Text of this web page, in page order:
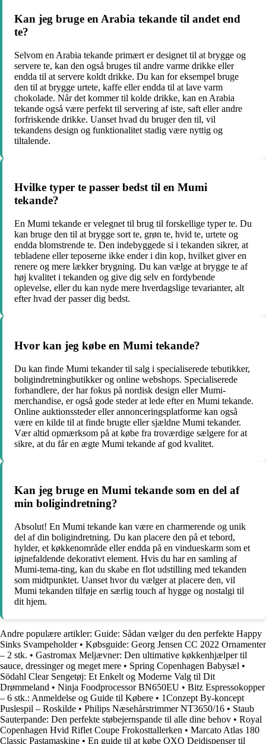
Kan jeg bruge en Arabia tekande til andet end
te?
Selvom en Arabia tekande primært er designet til at brygge og
servere te, kan den også bruges til andre varme drikke eller
endda til at servere koldt drikke. Du kan for eksempel bruge
den til at brygge urtete, kaffe eller endda til at lave varm
chokolade. Når det kommer til kolde drikke, kan en Arabia
tekande også være perfekt til servering af iste, saft eller andre
forfriskende drikke. Uanset hvad du bruger den til, vil
tekandens design og funktionalitet stadig være nyttig og
tiltalende.
Hvilke typer te passer bedst til en Mumi
tekande?
En Mumi tekande er velegnet til brug til forskellige typer te. Du
kan bruge den til at brygge sort te, grøn te, hvid te, urtete og
endda blomstrende te. Den indebyggede si i tekanden sikrer, at
tebladene eller teposerne ikke ender i din kop, hvilket giver en
renere og mere lækker brygning. Du kan vælge at brygge te af
høj kvalitet i tekanden og give dig selv en fordybende
oplevelse, eller du kan nyde mere hverdagslige tevarianter, alt
efter hvad der passer dig bedst.
Hvor kan jeg købe en Mumi tekande?
Du kan finde Mumi tekander til salg i specialiserede tebutikker,
boligindretningbutikker og online webshops. Specialiserede
forhandlere, der har fokus på nordisk design eller Mumi-
merchandise, er også gode steder at lede efter en Mumi tekande.
Online auktionssteder eller annonceringsplatforme kan også
være en kilde til at finde brugte eller sjældne Mumi tekander.
Vær altid opmærksom på at købe fra troværdige sælgere for at
sikre, at du får en ægte Mumi tekande af god kvalitet.
Kan jeg bruge en Mumi tekande som en del af
min boligindretning?
Absolut! En Mumi tekande kan være en charmerende og unik
del af din boligindretning. Du kan placere den på et tebord,
hylder, et køkkenområde eller endda på en vindueskarm som et
iøjnefaldende dekorativt element. Hvis du har en samling af
Mumi-tema-ting, kan du skabe en flot udstilling med tekanden
som midtpunktet. Uanset hvor du vælger at placere den, vil
Mumi tekanden tilføje en særlig touch af hygge og nostalgi til
dit hjem.
Andre populære artikler: Guide: Sådan vælger du den perfekte Happy
Sinks Svampeholder• Købsguide: Georg Jensen CC 2022 Ornamenter
– 2 stk. • Gastromax Meljævner: Den ultimative køkkenhjælper til
sauce, dressinger og meget mere • Spring Copenhagen Babysæl •
Södahl Clear Sengetøj: Et Enkelt og Moderne Valg til Dit
Drømmeland • Ninja Foodprocessor BN650EU • Bitz Espressokopper
– 6 stk.: Anmeldelse og Guide til Købere • 1Conzept By-koncept
Puslespil – Roskilde • Philips Næsehårstrimmer NT3650/16 • Staub
Sauterpande: Den perfekte støbejernspande til alle dine behov • Royal
Copenhagen Hvid Riflet Coupe Frokosttallerken • Marcato Atlas 180
Classic Pastamaskine • En guide til at købe OXO Dejdispenser til